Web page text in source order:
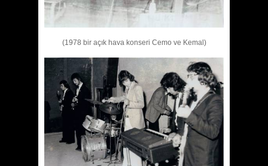
(1978 bir açık hava konseri Cemo ve Kemal)